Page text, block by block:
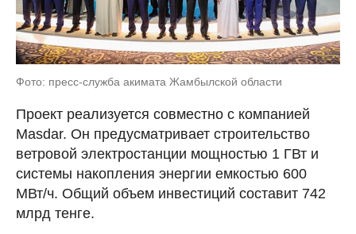
Фото: пресс-служба акимата Жамбылской области
Проект реализуется совместно с компанией
Masdar. Он предусматривает строительство
ветровой электростанции мощностью 1 ГВт и
системы накопления энергии емкостью 600
МВт/ч. Общий объем инвестиций составит 742
млрд тенге.